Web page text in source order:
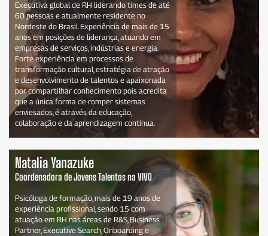
Executiva global de RH liderando times de até
60 pessoas e atualmente residente no
Nordeste do Brasil. Experiência de mais de 15
anos em posições de liderança, atuando em
empresas de serviços, indústrias e energia.
Forte experiência em processos de
transformação cultural, estratégia de atração
e desenvolvimento de talentos e apaixonada
por compartilhar conhecimento pois acredita
que a única forma de romper sistemas
enviesados, é através da educação,
colaboração e da aprendizagem contínua.
Natalia Yanazuke
Coordenadora de Jovens Talentos na VIVO
Psicóloga de formação, mais de 19 anos de
experiência profissional, sendo 15 com
atuação em RH nas áreas de R&S, Business
Partner, Executive Search, Onboarding e